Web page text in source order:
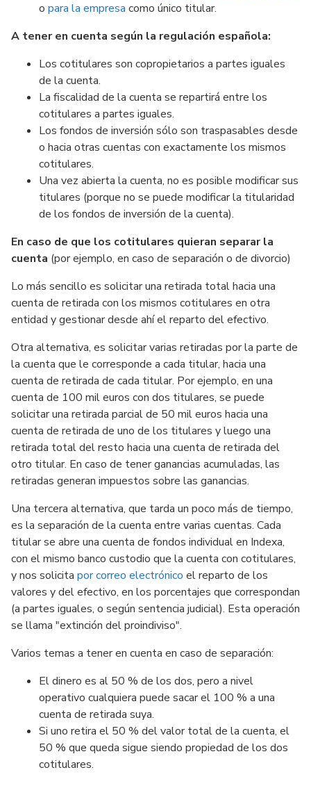
o para la empresa como único titular.
A tener en cuenta según la regulación española:
Los cotitulares son copropietarios a partes iguales
de la cuenta.
La fiscalidad de la cuenta se repartirá entre los
cotitulares a partes iguales.
Los fondos de inversión sólo son traspasables desde
o hacia otras cuentas con exactamente los mismos
cotitulares.
Una vez abierta la cuenta, no es posible modificar sus
titulares (porque no se puede modificar la titularidad
de los fondos de inversión de la cuenta).
En caso de que los cotitulares quieran separar la
cuenta (por ejemplo, en caso de separación o de divorcio)
Lo más sencillo es solicitar una retirada total hacia una
cuenta de retirada con los mismos cotitulares en otra
entidad y gestionar desde ahí el reparto del efectivo.
Otra alternativa, es solicitar varias retiradas por la parte de
la cuenta que le corresponde a cada titular, hacia una
cuenta de retirada de cada titular. Por ejemplo, en una
cuenta de 100 mil euros con dos titulares, se puede
solicitar una retirada parcial de 50 mil euros hacia una
cuenta de retirada de uno de los titulares y luego una
retirada total del resto hacia una cuenta de retirada del
otro titular. En caso de tener ganancias acumuladas, las
retiradas generan impuestos sobre las ganancias.
Una tercera alternativa, que tarda un poco más de tiempo,
es la separación de la cuenta entre varias cuentas. Cada
titular se abre una cuenta de fondos individual en Indexa,
con el mismo banco custodio que la cuenta con cotitulares,
y nos solicita por correo electrónico el reparto de los
valores y del efectivo, en los porcentajes que correspondan
(a partes iguales, o según sentencia judicial). Esta operación
se llama "extinción del proindiviso".
Varios temas a tener en cuenta en caso de separación:
El dinero es al 50 % de los dos, pero a nivel
operativo cualquiera puede sacar el 100 % a una
cuenta de retirada suya.
Si uno retira el 50 % del valor total de la cuenta, el
50 % que queda sigue siendo propiedad de los dos
cotitulares.